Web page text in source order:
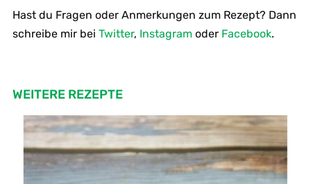
Hast du Fragen oder Anmerkungen zum Rezept? Dann
schreibe mir bei Twitter, Instagramoder Facebook.
WEITERE REZEPTE